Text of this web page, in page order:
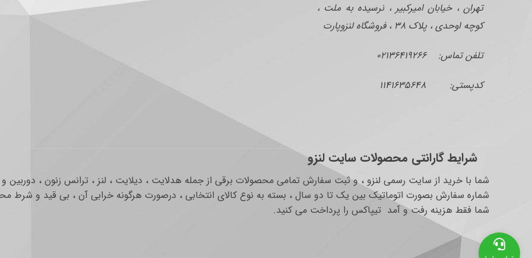
تهران ، خیابان امیرکبیر ، نرسیده به ملت ،
کوچه اوحدی ، پلاک ۳۸ ، فروشگاه لنزوپارت
تلفن تماس: ۰۲۱۳۶۴۱۹۲۶۶
کدپستی: ۱۱۴۱۶۳۵۶۴۸
شرایط گارانتی محصولات سایت لنزو
شما با خرید از سایت رسمی لنزو ، و ثبت سفارش تمامی محصولات برقی از جمله هدلایت ، دیلایت ، لنز ، ترانس زنون ،
شماره سفارش بصورت اتوماتیک بین یک تا دو سال ، بسته به نوع کالای انتخابی ، درصورت هرگونه خرابی آن ، بی قید و شرط
شما فقط هزینه رفت و آمد تیپاکس را پرداخت می کنید.